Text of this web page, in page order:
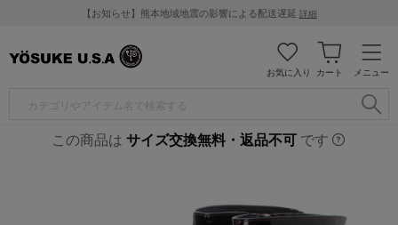
【お知らせ】熊本地域地震の影響による配送遅延 詳細
メニュー
カート
お気に入り
この商品は サイズ交換無料・返品不可 です